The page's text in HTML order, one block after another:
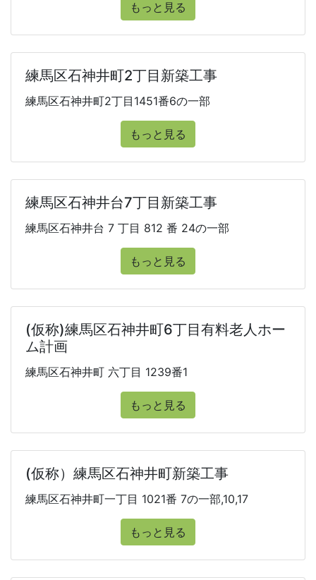
もっと見る
練馬区石神井町2丁目新築工事
練馬区石神井町2丁目1451番6の一部
もっと見る
練馬区石神井台7丁目新築工事
練馬区石神井台 7 丁目 812 番 24の一部
もっと見る
(仮称)練馬区石神井町6丁目有料老人ホー
ム計画
練馬区石神井町 六丁目 1239番1
もっと見る
(仮称）練馬区石神井町新築工事
練馬区石神井町一丁目 1021番 7の一部,10,17
もっと見る